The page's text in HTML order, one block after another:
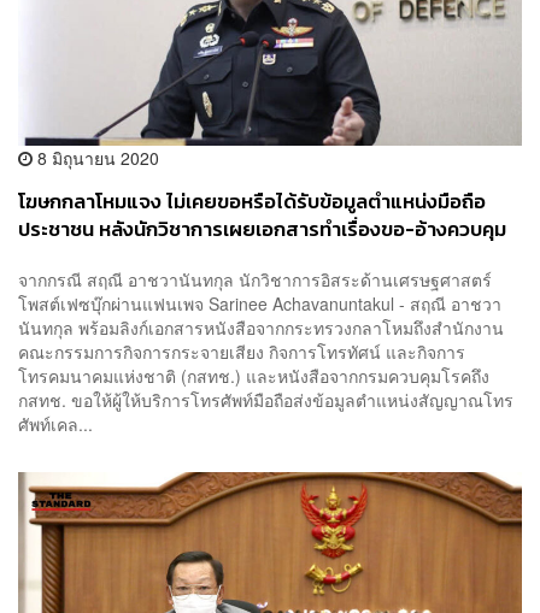
8 มิถุนายน 2020
โฆษกกลาโหมแจง ไม่เคยขอหรือได้รับข้อมูลตำแหน่งมือถือ
ประชาชน หลังนักวิชาการเผยเอกสารทำเรื่องขอ-อ้างควบคุม
จากกรณี สฤณี อาชวานันทกุล นักวิชาการอิสระด้านเศรษฐศาสตร์
โพสต์เฟซบุ๊กผ่านแฟนเพจ Sarinee Achavanuntakul - สฤณี อาชวา
นันทกุล พร้อมลิงก์เอกสารหนังสือจากกระทรวงกลาโหมถึงสำนักงาน
คณะกรรมการกิจการกระจายเสียง กิจการโทรทัศน์ และกิจการ
โทรคมนาคมแห่งชาติ (กสทช.) และหนังสือจากกรมควบคุมโรคถึง
กสทช. ขอให้ผู้ให้บริการโทรศัพท์มือถือส่งข้อมูลตำแหน่งสัญญาณโทร
ศัพท์เคล...